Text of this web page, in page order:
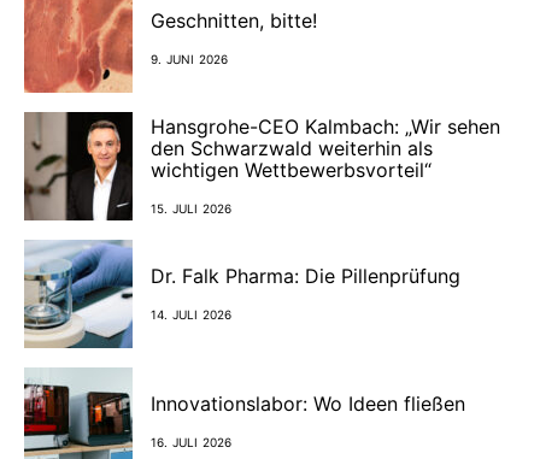
Geschnitten, bitte!
9. JUNI 2026
Hansgrohe-CEO Kalmbach: „Wir sehen
den Schwarzwald weiterhin als
wichtigen Wettbewerbsvorteil“
15. JULI 2026
Dr. Falk Pharma: Die Pillenprüfung
14. JULI 2026
Innovationslabor: Wo Ideen fließen
16. JULI 2026